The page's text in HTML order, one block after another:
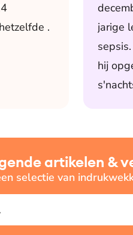
.
jarige
hij
artikelen &
selectie van